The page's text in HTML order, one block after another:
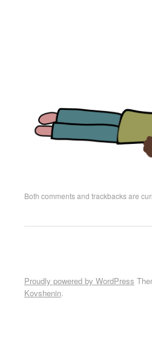
Both comments and trackbacks are
Proudly powered by WordPress
Kovshenin.